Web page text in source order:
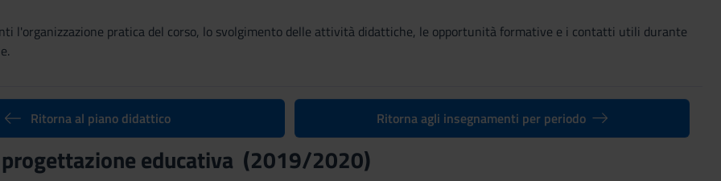
l'organizzazione pratica del corso, lo svolgimento delle attività didattiche, le opportunità formative e i contatti utili durante
Ritorna al piano didattico Ritorna agli insegnamenti per periodo
educativa (2019/2020)